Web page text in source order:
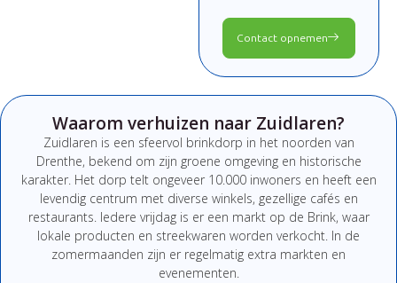
Contact opnemen
Waarom verhuizen naar Zuidlaren?
Zuidlaren is een sfeervol brinkdorp in het noorden van
Drenthe, bekend om zijn groene omgeving en historische
karakter. Het dorp telt ongeveer 10.000 inwoners en heeft een
levendig centrum met diverse winkels, gezellige cafés en
restaurants. Iedere vrijdag is er een markt op de Brink, waar
lokale producten en streekwaren worden verkocht. In de
zomermaanden zijn er regelmatig extra markten en
evenementen.